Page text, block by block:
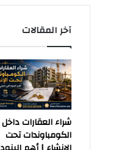
آخر المقالات
شراء العقارات داخل
الكومباوندات تحت